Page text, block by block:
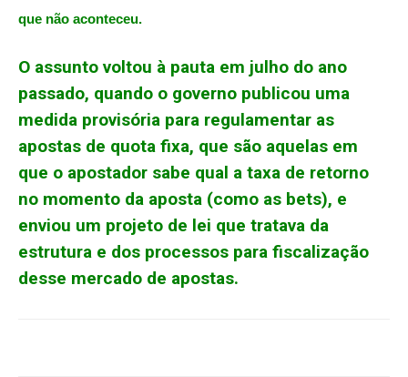
que não aconteceu.
O assunto voltou à pauta em julho do ano
passado, quando o governo publicou uma
medida provisória para regulamentar as
apostas de quota fixa, que são aquelas em
que o apostador sabe qual a taxa de retorno
no momento da aposta (como as bets), e
enviou um projeto de lei que tratava da
estrutura e dos processos para fiscalização
desse mercado de apostas.